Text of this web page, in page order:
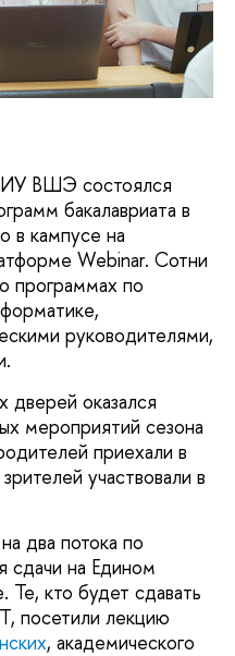
ВШЭ состоялся
бакалавриата в
в кампусе на
Webinar. Сотни
программах по
руководителями,
оказался
мероприятий сезона
приехали в
участвовали в
два потока по
сдачи на Едином
Те, кто будет сдавать
посетили лекцию
, академического